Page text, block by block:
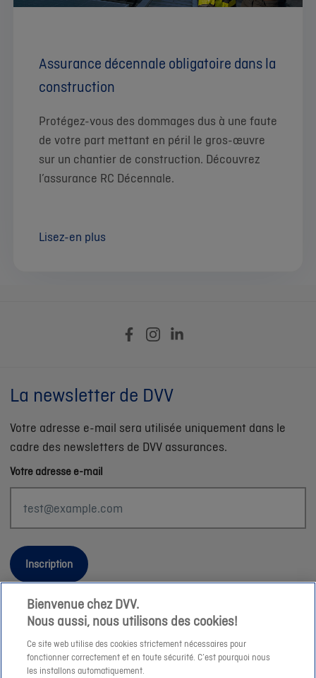
Assurance décennale obligatoire dans la
construction
Protégez-vous des dommages dus à une faute
de votre part mettant en péril le gros-œuvre
sur un chantier de construction. Découvrez
l’assurance RC Décennale.
Lisez-en plus
La newsletter de DVV
Votre adresse e-mail sera utilisée uniquement dans le
cadre des newsletters de DVV assurances.
Votre adresse e-mail
Inscription
Informations légales
Durabilité
Bienvenue chez DVV.
Nous aussi, nous utilisons des cookies!
Ce site web utilise des cookies strictement nécessaires pour
fonctionner correctement et en toute sécurité. C’est pourquoi nous
les installons automatiquement.